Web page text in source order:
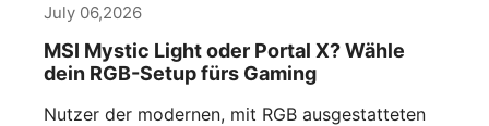
July 06,2026
MSI Mystic Light oder Portal X? Wähle
dein RGB-Setup fürs Gaming
Nutzer der modernen, mit RGB ausgestatteten